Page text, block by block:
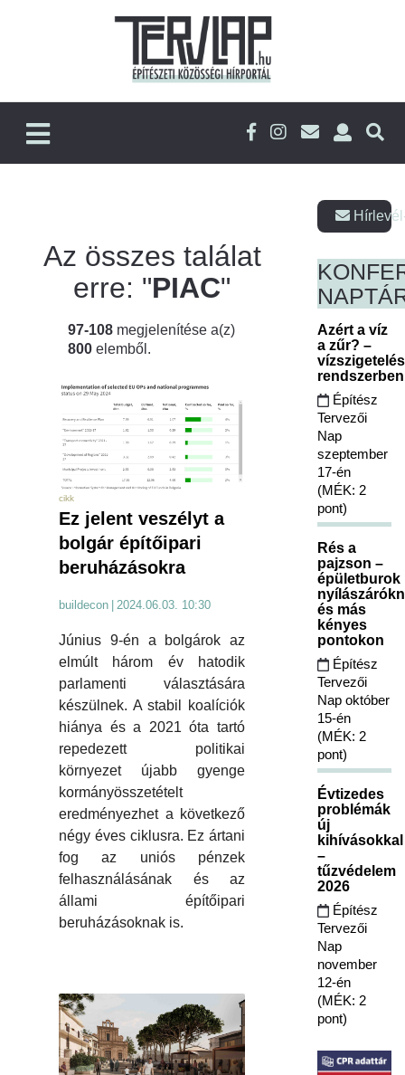
Az összes találat
erre: "PIAC"
97-108 megjelenítése a(z)
800 elemből.
cikk
Ez jelent veszélyt a
bolgár építőipari
beruházásokra
buildecon 2024.06.03. 10:30
Június 9-én a bolgárok az
elmúlt három év hatodik
parlamenti választására
készülnek. A stabil koalíciók
hiánya és a 2021 óta tartó
repedezett politikai
környezet újabb gyenge
kormányösszetételt
eredményezhet a következő
négy éves ciklusra. Ez ártani
fog az uniós pénzek
felhasználásának és az
állami építőipari
beruházásoknak is.
Azért a víz
a zűr? –
Építész
Tervezői
Nap
szeptember
17-én
(MÉK: 2
pont)
Rés a
pajzson –
épületburok
és más
kényes
pontokon
Építész
Tervezői
Nap október
15-én
(MÉK: 2
pont)
Évtizedes
problémák
új
kihívásokkal
–
tűzvédelem
2026
Építész
Tervezői
Nap
november
12-én
(MÉK: 2
pont)